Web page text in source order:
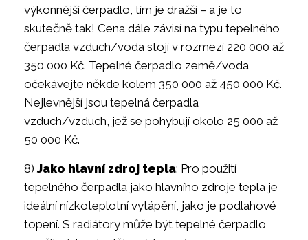
výkonnější čerpadlo, tím je dražší – a je to
skutečně tak! Cena dále závisí na typu tepelného
čerpadla vzduch/voda stojí v rozmezí 220 000 až
350 000 Kč. Tepelné čerpadlo země/voda
očekávejte někde kolem 350 000 až 450 000 Kč.
Nejlevnější jsou tepelná čerpadla
vzduch/vzduch, jež se pohybují okolo 25 000 až
50 000 Kč.
8) Jako hlavní zdroj tepla: Pro použití
tepelného čerpadla jako hlavního zdroje tepla je
ideální nízkoteplotní vytápění, jako je podlahové
topení. S radiátory může být tepelné čerpadlo